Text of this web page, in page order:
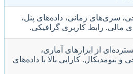
سری‌های زمانی، داده‌های پنل،
مالی. رابط کاربری گرافیکی.
از ابزارهای آماری،
و بیومدیکال. کارایی بالا با داده‌های